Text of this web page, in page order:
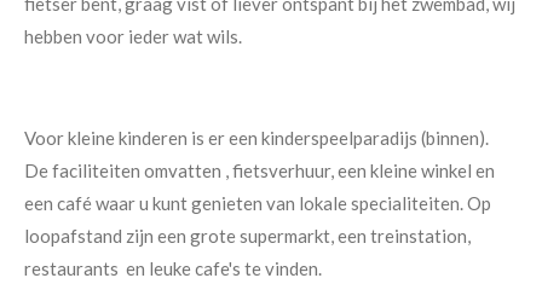
hebben voor ieder wat wils.
Voor kleine kinderen is er een kinderspeelparadijs (binnen).
De faciliteiten omvatten , fietsverhuur, een kleine winkel en
een café waar u kunt genieten van lokale specialiteiten. Op
loopafstand zijn een grote supermarkt, een treinstation,
restaurants en leuke cafe's te vinden.